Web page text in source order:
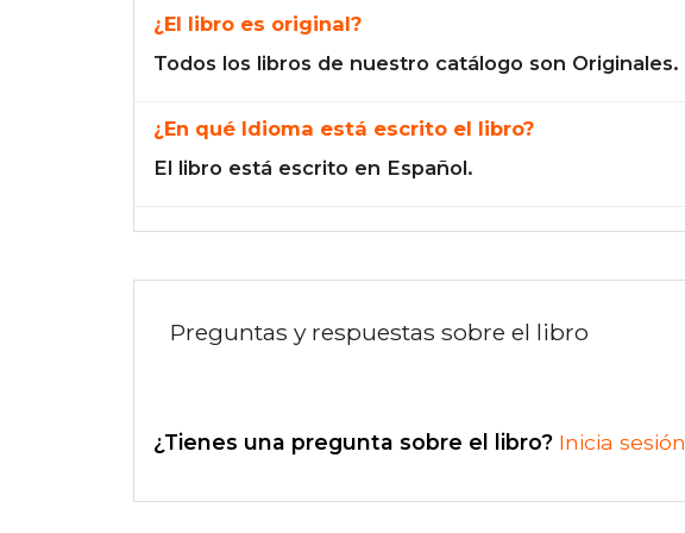
¿El libro es original?
Todos los libros de nuestro catálogo son Originales.
¿En qué Idioma está escrito el libro?
El libro está escrito en Español.
Preguntas y respuestas sobre el libro
¿Tienes una pregunta sobre el libro? Inicia sesión